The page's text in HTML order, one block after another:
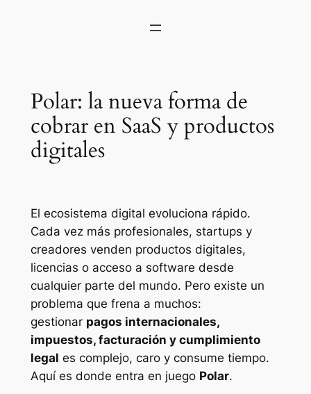
Polar: la nueva forma de
cobrar en SaaS y productos
digitales
El ecosistema digital evoluciona rápido.
Cada vez más profesionales, startups y
creadores venden productos digitales,
licencias o acceso a software desde
cualquier parte del mundo. Pero existe un
problema que frena a muchos:
gestionar pagos internacionales,
impuestos, facturación y cumplimiento
legal es complejo, caro y consume tiempo.
Aquí es donde entra en juego Polar.